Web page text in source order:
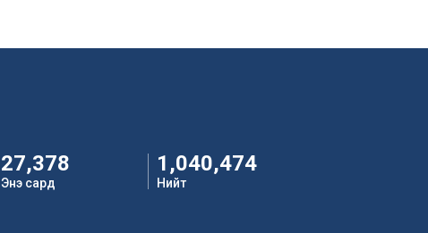
27,378
Энэ сард
1,040,474
Нийт